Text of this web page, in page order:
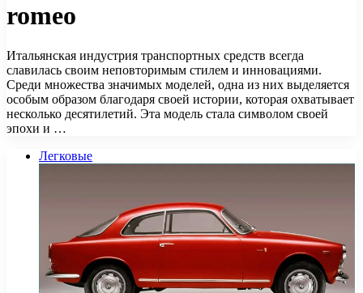
romeo
Итальянская индустрия транспортных средств всегда
славилась своим неповторимым стилем и инновациями.
Среди множества значимых моделей, одна из них выделяется
особым образом благодаря своей истории, которая охватывает
несколько десятилетий. Эта модель стала символом своей
эпохи и …
Легковые